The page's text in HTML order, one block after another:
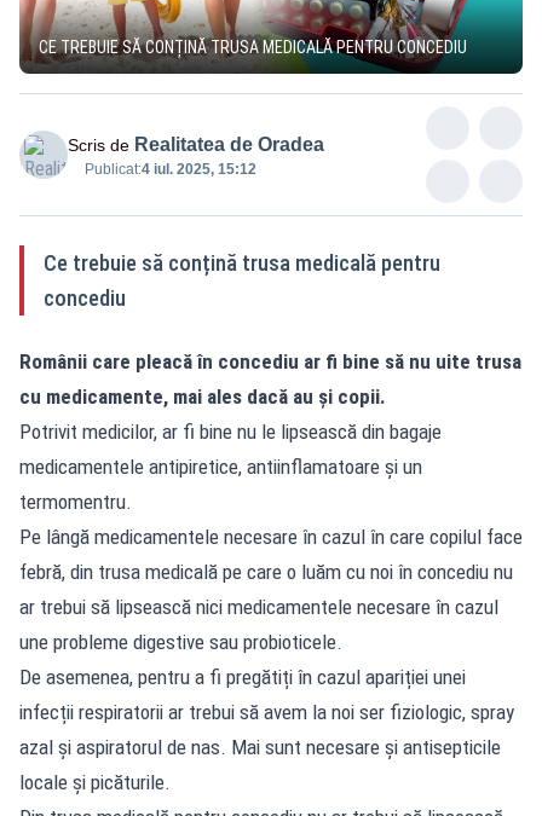
CE TREBUIE SĂ CONȚINĂ TRUSA MEDICALĂ PENTRU CONCEDIU
Scris de Realitatea de Oradea
Publicat:4 iul. 2025, 15:12
Ce trebuie să conțină trusa medicală pentru
concediu
Românii care pleacă în concediu ar fi bine să nu uite trusa
cu medicamente, mai ales dacă au și copii.
Potrivit medicilor, ar fi bine nu le lipsească din bagaje
medicamentele antipiretice, antiinflamatoare şi un
termomentru.
Pe lângă medicamentele necesare în cazul în care copilul face
febră, din trusa medicală pe care o luăm cu noi în concediu nu
ar trebui să lipsească nici medicamentele necesare în cazul
une probleme digestive sau probioticele.
De asemenea, pentru a fi pregătiți în cazul apariției unei
infecții respiratorii ar trebui să avem la noi ser fiziologic, spray
azal și aspiratorul de nas. Mai sunt necesare și antisepticile
locale și picăturile.